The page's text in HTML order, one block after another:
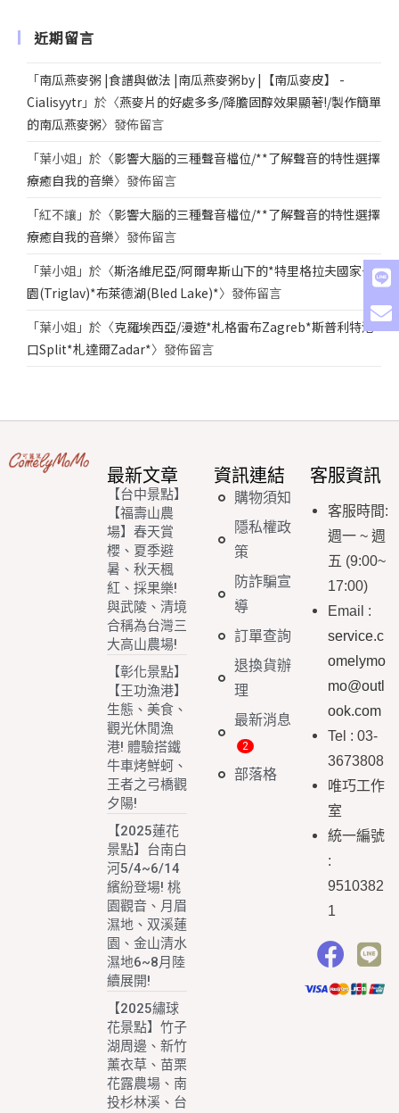
近期留言
「南瓜燕麥粥 |食譜與做法 |南瓜燕麥粥by |【南瓜麥皮】 -
Cialisyytr 」於〈燕麥片的好處多多/降膽固醇效果顯著!/製作簡單
的南瓜燕麥粥〉發佈留言
「葉小姐 」於〈影響大腦的三種聲音檔位/**了解聲音的特性選擇
療癒自我的音樂〉發佈留言
「紅不讓 」於〈影響大腦的三種聲音檔位/**了解聲音的特性選擇
療癒自我的音樂〉發佈留言
「葉小姐 」於〈斯洛維尼亞/阿爾卑斯山下的*特里格拉夫國家公
園(Triglav)*布萊德湖(Bled Lake)*〉發佈留言
「葉小姐 」於〈克羅埃西亞/漫遊*札格雷布Zagreb*斯普利特港
口Split*札達爾Zadar*〉發佈留言
最新文章
【台中景點】
【福壽山農
場】春天賞
櫻、夏季避
暑、秋天楓
紅、採果樂!
與武陵、清境
合稱為台灣三
大高山農場!
【彰化景點】
【王功漁港】
生態、美食、
觀光休閒漁
港! 體驗搭鐵
牛車烤鮮蚵、
王者之弓橋觀
夕陽!
【2025蓮花
景點】台南白
河5/4~6/14
繽紛登場! 桃
園觀音、月眉
濕地、双溪蓮
園、金山清水
濕地6~8月陸
續展開!
【2025繡球
花景點】竹子
湖周邊、新竹
薰衣草、苗栗
花露農場、南
投杉林溪、台
資訊連結
購物須知
隱私權政
策
防詐騙宣
導
訂單查詢
退換貨辦
理
最新消息
部落格
客服資訊
客服時間:
週一 ~ 週
五 (9:00~
17:00)
Email :
service.c
omelymo
mo@outl
ook.com
Tel : 03-
3673808
唯巧工作
室
統一編號
:
9510382
1